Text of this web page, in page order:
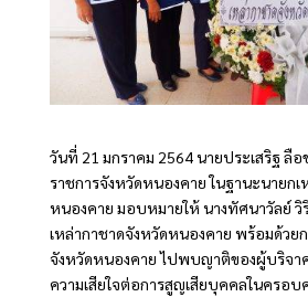
วันที่ 21 มกราคม 2564 นายประเสริฐ ลื
ราชการจังหวัดหนองคาย ในฐานะนายกเ
หนองคาย มอบหมายให้ นางทัศนาวัลย์ วิ
เหล่ากาชาดจังหวัดหนองคาย พร้อมด้วย
จังหวัดหนองคาย ไปพบญาติของผู้บริจา
ความเสียใจต่อการสูญเสียบุคคลในครอ